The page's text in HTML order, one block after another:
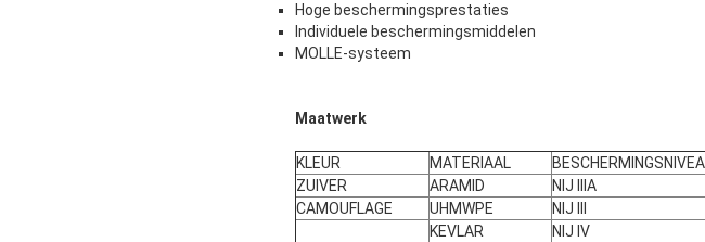
Hoge beschermingsprestaties
Individuele beschermingsmiddelen
MOLLE-systeem
Maatwerk
KLEUR MATERIAAL
ZUIVER
ARAMID
NIJ IIIA
CAMOUFLAGE
UHMWPE
NIJ III
KEVLAR
NIJ IV